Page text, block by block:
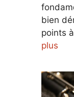
bien
points
plus